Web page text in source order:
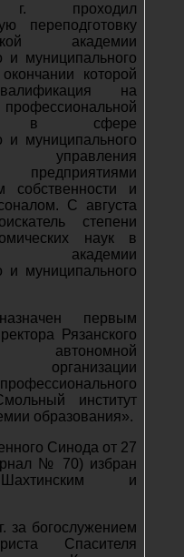
проходил
переподготовку
академии
и муниципального
которой
на
в сфере
и муниципального
управления
предприятиями
собственности и
С августа
степени
наук в
академии
и муниципального
первым
Рязанского
организации
институт
образования».
Синода от 27
№ 70) избран
и
за богослужением
Спасителя